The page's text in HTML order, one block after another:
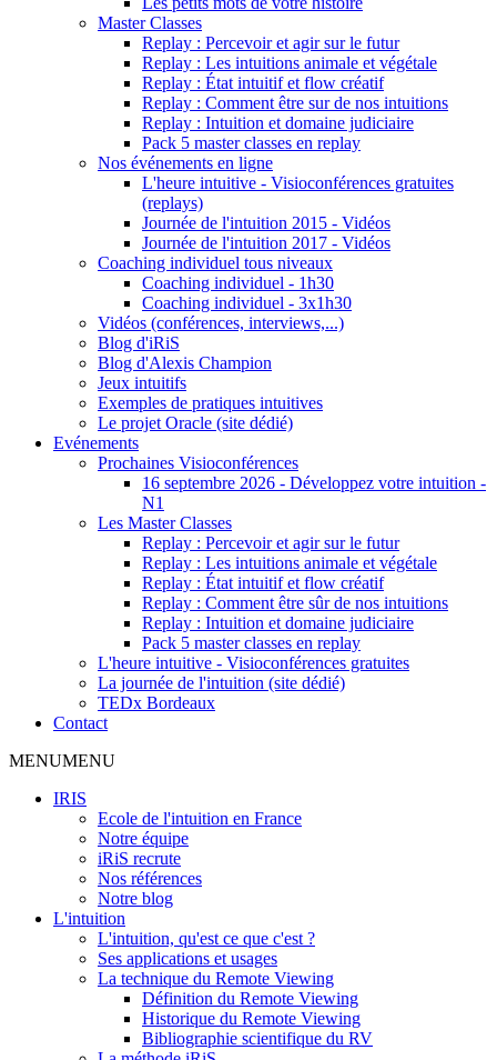
Master Classes
Replay : Percevoir et agir sur le futur
Replay : Les intuitions animale et végétale
Replay : État intuitif et flow créatif
Replay : Comment être sur de nos intuitions
Replay : Intuition et domaine judiciaire
Pack 5 master classes en replay
Nos événements en ligne
L'heure intuitive - Visioconférences gratuites
(replays)
Journée de l'intuition 2015 - Vidéos
Journée de l'intuition 2017 - Vidéos
Coaching individuel tous niveaux
Coaching individuel - 1h30
Coaching individuel - 3x1h30
Vidéos (conférences, interviews,...)
Blog d'iRiS
Blog d'Alexis Champion
Jeux intuitifs
Exemples de pratiques intuitives
Le projet Oracle (site dédié)
Evénements
Prochaines Visioconférences
16 septembre 2026 - Développez votre intuition -
N1
Les Master Classes
Replay : Percevoir et agir sur le futur
Replay : Les intuitions animale et végétale
Replay : État intuitif et flow créatif
Replay : Comment être sûr de nos intuitions
Replay : Intuition et domaine judiciaire
Pack 5 master classes en replay
L'heure intuitive - Visioconférences gratuites
La journée de l'intuition (site dédié)
TEDx Bordeaux
Contact
MENUMENU
IRIS
Ecole de l'intuition en France
Notre équipe
iRiS recrute
Nos références
Notre blog
L'intuition
L'intuition, qu'est ce que c'est ?
Ses applications et usages
La technique du Remote Viewing
Définition du Remote Viewing
Historique du Remote Viewing
Bibliographie scientifique du RV